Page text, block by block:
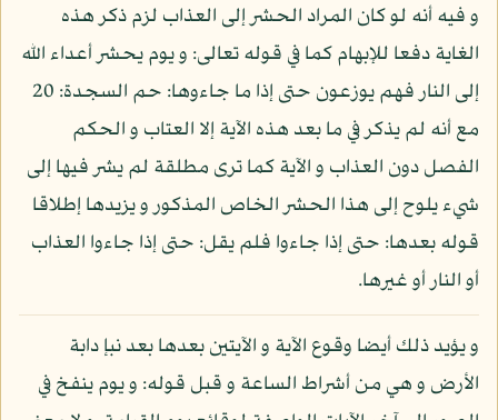
و فيه أنه لو كان المراد الحشر إلى العذاب لزم ذكر هذه
الغاية دفعا للإبهام كما في قوله تعالى: و يوم يحشر أعداء الله
إلى النار فهم يوزعون حتى إذا ما جاءوها: حم السجدة: 20
مع أنه لم يذكر في ما بعد هذه الآية إلا العتاب و الحكم
الفصل دون العذاب و الآية كما ترى مطلقة لم يشر فيها إلى
شيء يلوح إلى هذا الحشر الخاص المذكور و يزيدها إطلاقا
قوله بعدها: حتى إذا جاءوا فلم يقل: حتى إذا جاءوا العذاب
أو النار أو غيرها.
و يؤيد ذلك أيضا وقوع الآية و الآيتين بعدها بعد نبإ دابة
الأرض و هي من أشراط الساعة و قبل قوله: و يوم ينفخ في